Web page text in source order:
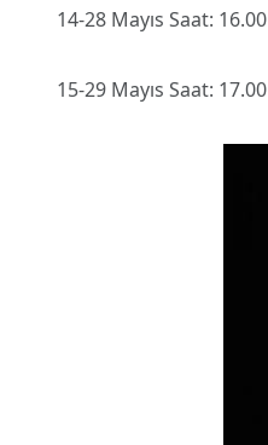
14-28 Mayıs Saat: 16.00
15-29 Mayıs Saat: 17.00